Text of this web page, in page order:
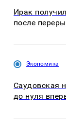
Ирак
после
Экономика
Саудовская
до нуля